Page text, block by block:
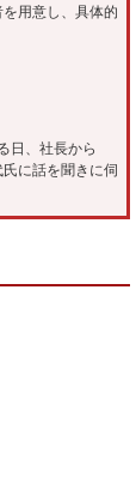
用意し、具体的
日、社長から
に話を聞きに伺